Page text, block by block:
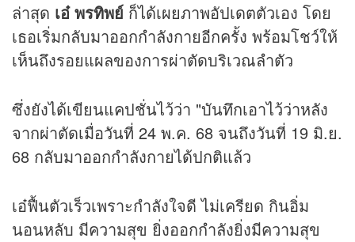
ล่าสุด เอ๋ พรทิพย์ ก็ได้เผยภาพอัปเดตตัวเอง โดย
เธอเริ่มกลับมาออกกำลังกายอีกครั้ง พร้อมโชว์ให้
เห็นถึงรอยแผลของการผ่าตัดบริเวณลำตัว
ซึ่งยังได้เขียนแคปชั่นไว้ว่า "บันทึกเอาไว้ว่าหลัง
จากผ่าตัดเมื่อวันที่ 24 พ.ค. 68 จนถึงวันที่ 19 มิ.ย.
68 กลับมาออกกำลังกายได้ปกติแล้ว
เอ๋ฟื้นตัวเร็วเพราะกำลังใจดี ไม่เครียด กินอิ่ม
นอนหลับ มีความสุข ยิ่งออกกำลังยิ่งมีความสุข